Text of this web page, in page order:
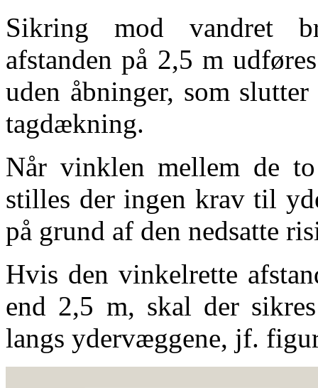
Sikring mod vandret
afstanden på 2,5 m
uden åbninger, som
tagdækning.
Når vinklen mellem de
stilles der ingen krav til
på grund af den nedsatte
Hvis den vinkelrette
end 2,5 m, skal der
langs ydervæggene, jf.